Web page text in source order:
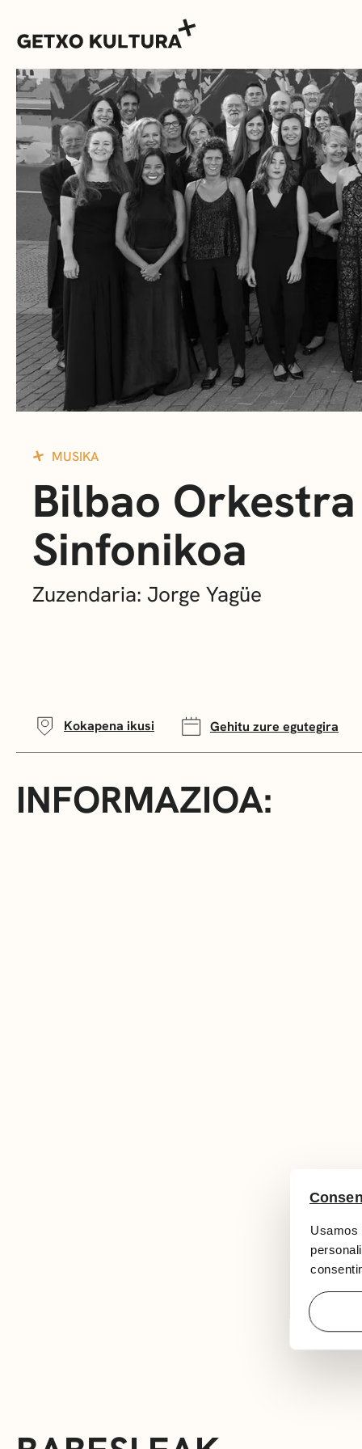
Usamos
AGENDA
MUXIKEBARRI
KONTAKTUA
SARRERAK
MUSIKA
Bilbao Orkestra
Sinfonikoa
Zuzendaria: Jorge Yagüe
Kokapena ikusi Gehitu zure egutegira
INFORMAZIOA: